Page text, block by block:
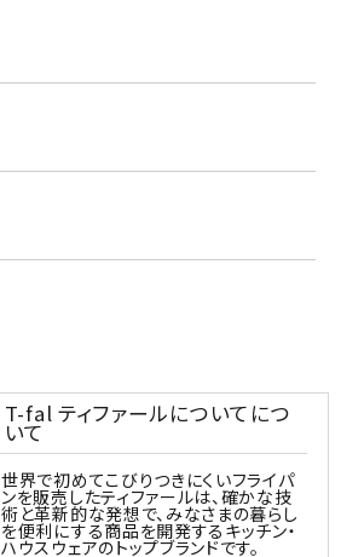
T-fal ティファールについてにつ
いて
世界で初めてこびりつきにくいフライパ
ンを販売したティファールは、確かな技
術と革新的な発想で、みなさまの暮らし
を便利にする商品を開発するキッチン・
ハウスウェアのトップブランドです。